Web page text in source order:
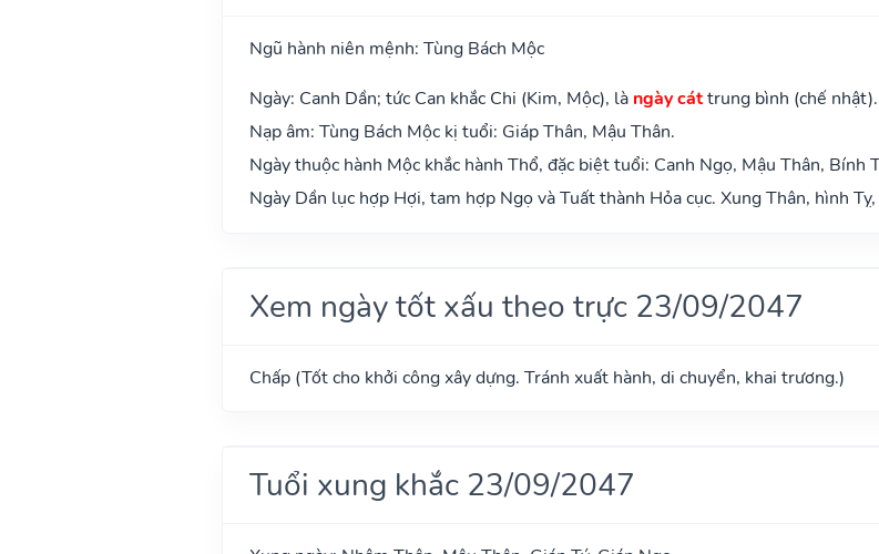
Ngũ hành niên mệnh: Tùng Bách Mộc
Ngày: Canh Dần; tức Can khắc Chi (Kim, Mộc), là ngày cáttrung bình (chế nhật).
Nạp âm: Tùng Bách Mộc kị tuổi: Giáp Thân, Mậu Thân.
Ngày thuộc hành Mộc khắc hành Thổ, đặc biệt tuổi: Canh Ngọ, Mậu Thân, Bính
Ngày Dần lục hợp Hợi, tam hợp Ngọ và Tuất thành Hỏa cục. Xung Thân, hình
Xem ngày tốt xấu theo trực 23/09/2047
Chấp (Tốt cho khởi công xây dựng. Tránh xuất hành, di chuyển, khai trương.)
Tuổi xung khắc 23/09/2047